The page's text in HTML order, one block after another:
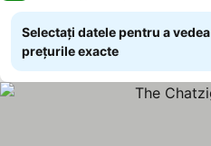
Selectați datele pentru a vedea
prețurile exacte